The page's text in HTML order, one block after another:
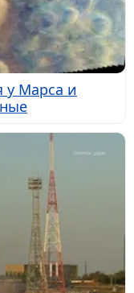
у Марса и